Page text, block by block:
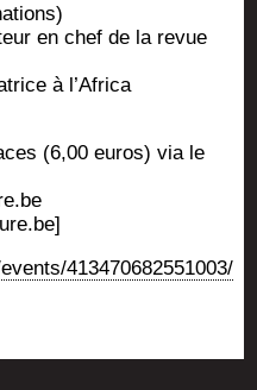
en chef de la revue
à l’A­fri­ca
(6,00 euros) via le
413470682551003/